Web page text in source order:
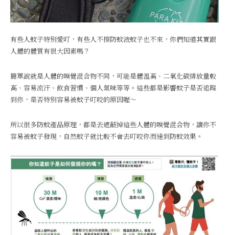
有些人蚊子特別愛叮，有些人不擦防蚊液蚊子也不來，你們知道其實跟
人體的體質有很大因素嗎？
簡單說就是人體的嗅覺混合物不同，可能是體溫高、二氧化碳排放量較
高、容易流汗、飲食習慣、個人氣味等等。這些都是影響蚊子是否追蹤
到你，是否特別容易被蚊子叮咬的原因喔～
所以很多防蚊產品原理，都是去遮蔽掉這些人體的嗅覺混合物，讓你不
容易被蚊子發現，自然蚊子就比較不會去叮咬你而達到防蚊效果。